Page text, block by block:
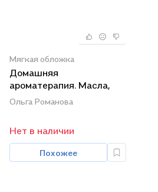
Мягкая обложка
Домашняя
ароматерапия. Масла,
эссенции, настойки для
Ольга Романова
Нет в наличии
Похожее